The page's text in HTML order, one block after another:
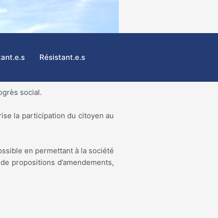
Résistant.e.s
social.
la participation du citoyen au
en permettant à la société
propositions d’amendements,